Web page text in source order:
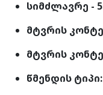
სიმძლავრე -
მტვრის
მტვრის
წმენდის